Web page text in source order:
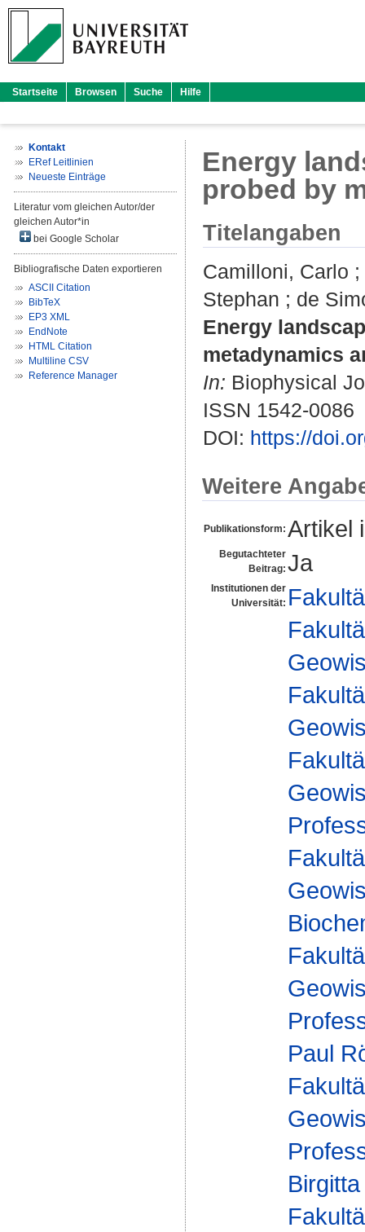
Startseite Browsen Suche Hilfe
Kontakt
ERef Leitlinien
Neueste Einträge
Literatur vom gleichen Autor/der
gleichen Autor*in
bei Google Scholar
Bibliografische Daten exportieren
ASCII Citation
BibTeX
EP3 XML
EndNote
HTML Citation
Multiline CSV
Reference Manager
Energy
probed by
Titelangaben
Camilloni, Carlo ;
Stephan ; de
Energy
metadynamics
In: Biophysical
ISSN 1542-0086
DOI: https://
Weitere
Publikationsform: Artikel
Begutachteter
Beitrag: Ja
Institutionen der
Universität:
Paul